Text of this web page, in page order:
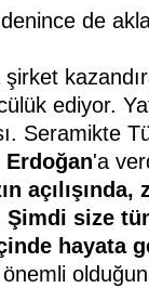
de
ediyor.
Seramikte
Erdoğan'a
açılışında,
Şimdi size
hayata